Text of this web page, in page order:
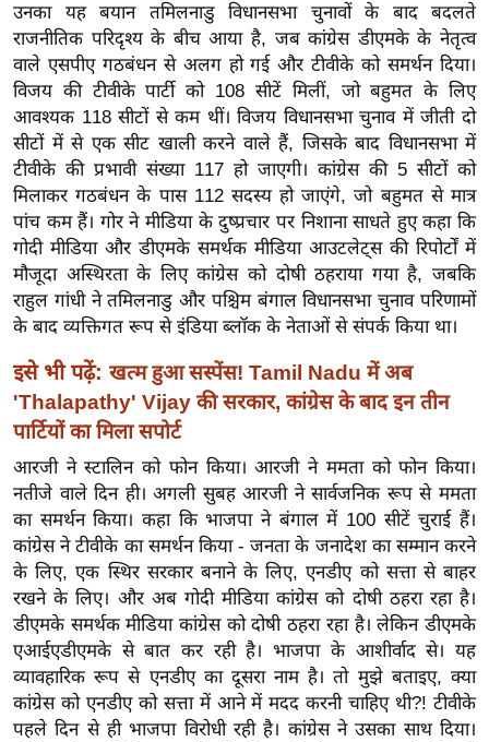
ल
श
ख्सि
य
त
यं
ग
इं
डि
या
सा
त्य
ज
ग
ऑ
टो
व
र्ल्ड
न्यू
ज
ब्री
फ
म
उनका यह बयान तमिलनाडु विधानसभा चुनावों के बाद बदलते
राजनीतिक परिदृश्य के बीच आया है, जब कांग्रेस डीएमके के नेतृत्व
वाले एसपीए गठबंधन से अलग हो गई और टीवीके को समर्थन दिया।
विजय की टीवीके पार्टी को 108 सीटें मिलीं, जो बहुमत के लिए
आवश्यक 118 सीटों से कम थीं। विजय विधानसभा चुनाव में जीती दो
सीटों में से एक सीट खाली करने वाले हैं, जिसके बाद विधानसभा में
टीवीके की प्रभावी संख्या 117 हो जाएगी। कांग्रेस की 5 सीटों को
मिलाकर गठबंधन के पास 112 सदस्य हो जाएंगे, जो बहुमत से मात्र
पांच कम हैं। गोर ने मीडिया के दुष्प्रचार पर निशाना साधते हुए कहा कि
गोदी मीडिया और डीएमके समर्थक मीडिया आउटलेट्स की रिपोर्टों में
मौजूदा अस्थिरता के लिए कांग्रेस को दोषी ठहराया गया है, जबकि
राहुल गांधी ने तमिलनाडु और पश्चिम बंगाल विधानसभा चुनाव परिणामों
के बाद व्यक्तिगत रूप से इंडिया ब्लॉक के नेताओं से संपर्क किया था।
इसे भी पढ़ें: खत्म हुआ सस्पेंस! Tamil Nadu में अब
'Thalapathy' Vijay की सरकार, कांग्रेस के बाद इन तीन
पार्टियों का मिला सपोर्ट
आरजी ने स्टालिन को फोन किया। आरजी ने ममता को फोन किया।
नतीजे वाले दिन ही। अगली सुबह आरजी ने सार्वजनिक रूप से ममता
का समर्थन किया। कहा कि भाजपा ने बंगाल में 100 सीटें चुराई हैं।
कांग्रेस ने टीवीके का समर्थन किया - जनता के जनादेश का सम्मान करने
के लिए, एक स्थिर सरकार बनाने के लिए, एनडीए को सत्ता से बाहर
रखने के लिए। और अब गोदी मीडिया कांग्रेस को दोषी ठहरा रहा है।
डीएमके समर्थक मीडिया कांग्रेस को दोषी ठहरा रहा है। लेकिन डीएमके
एआईएडीएमके से बात कर रही है। भाजपा के आशीर्वाद से। यह
व्यावहारिक रूप से एनडीए का दूसरा नाम है। तो मुझे बताइए, क्या
कांग्रेस को एनडीए को सत्ता में आने में मदद करनी चाहिए थी?! टीवीके
पहले दिन से ही भाजपा विरोधी रही है। कांग्रेस ने उसका साथ दिया।